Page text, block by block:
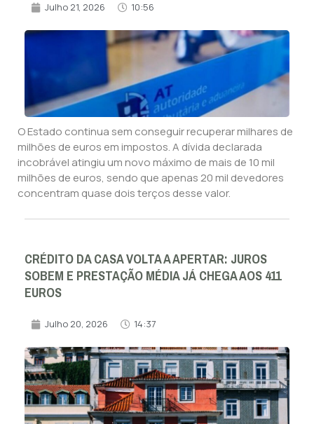
Julho 21, 2026 10:56
O Estado continua sem conseguir recuperar milhares de
milhões de euros em impostos. A dívida declarada
incobrável atingiu um novo máximo de mais de 10 mil
milhões de euros, sendo que apenas 20 mil devedores
concentram quase dois terços desse valor.
CRÉDITO DA CASA VOLTA A APERTAR: JUROS
SOBEM E PRESTAÇÃO MÉDIA JÁ CHEGA AOS 411
EUROS
Julho 20, 2026 14:37